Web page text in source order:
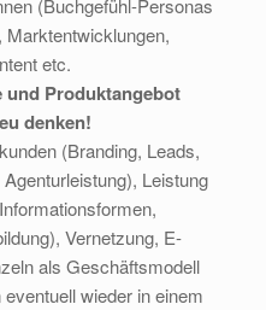
(Buchgefühl-Personas
Marktentwicklungen,
etc.
und Produktangebot
denken!
(Branding, Leads,
Leistung
Vernetzung, E-
als Geschäftsmodell
wieder in einem